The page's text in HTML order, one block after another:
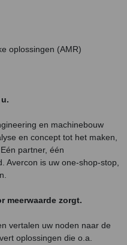
oplossingen (AMR)
en machinebouw
en concept tot het maken,
partner, één
Avercon is uw one-shop-stop,
meerwaarde zorgt.
vertalen uw noden naar de
oplossingen die o.a.